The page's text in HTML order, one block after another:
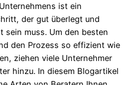
ist ein
der gut überlegt und
sein muss. Um den besten
den Prozess so effizient wie
ziehen viele Unternehmer
hinzu. In diesem Blogartikel